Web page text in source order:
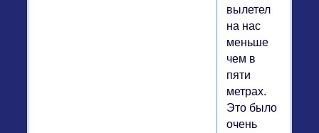
вылетел
на нас
меньше
чем в
пяти
метрах.
Это было
очень